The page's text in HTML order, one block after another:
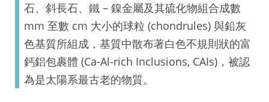
石、斜長石、鐵 – 鎳金屬及其硫化物組合成數
mm 至數 cm 大小的球粒 (chondrules) 與鉛灰
色基質所組成，基質中散布著白色不規則狀的富
鈣鋁包裹體 (Ca-Al-rich Inclusions, CAIs)，被認
為是太陽系最古老的物質。